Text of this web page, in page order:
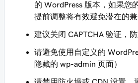
的 WordPress 版本，如果您
提前调整将有效避免潜在的兼
建议关闭 CAPTCHA 验证，
请避免使用自定义的
隐藏的 wp-admin 页面）